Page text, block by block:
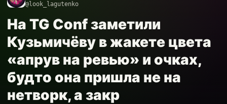
@look_lagutenko
На TG Conf заметили
Кузьмичёву в жакете цвета
«апрув на ревью» и очках,
будто она пришла не на
нетворк, а закр